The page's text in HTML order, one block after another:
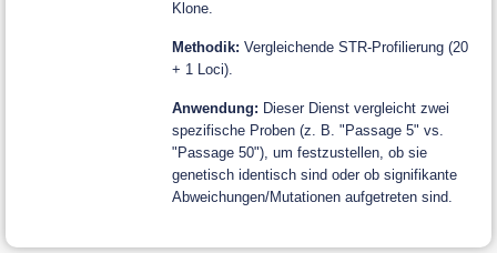
Klone.
Methodik: Vergleichende STR-Profilierung (20
+ 1 Loci).
Anwendung: Dieser Dienst vergleicht zwei
spezifische Proben (z. B. "Passage 5" vs.
"Passage 50"), um festzustellen, ob sie
genetisch identisch sind oder ob signifikante
Abweichungen/Mutationen aufgetreten sind.